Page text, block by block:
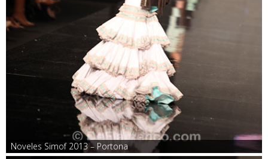
Noveles Simof 2013 – Portona